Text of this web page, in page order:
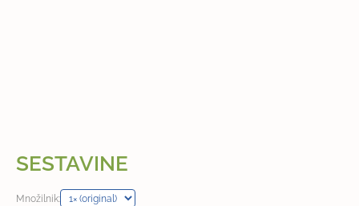
SESTAVINE
Množilnik: